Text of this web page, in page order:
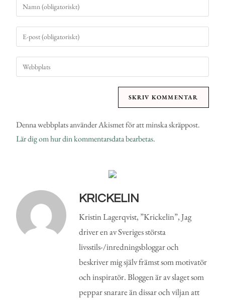
Denna webbplats använder Akismet för att minska skräppost.
Lär dig om hur din kommentarsdata bearbetas.
KRICKELIN
Kristin Lagerqvist, ”Krickelin”, Jag
driver en av Sveriges största
livsstils-/inredningsbloggar och
beskriver mig själv främst som motivatör
och inspiratör. Bloggen är av slaget som
peppar snarare än dissar och viljan att